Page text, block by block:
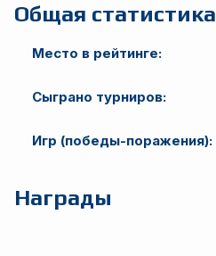
Общая статистика
Место в рейтинге:
Сыграно турниров:
Игр (победы-поражения):
Награды